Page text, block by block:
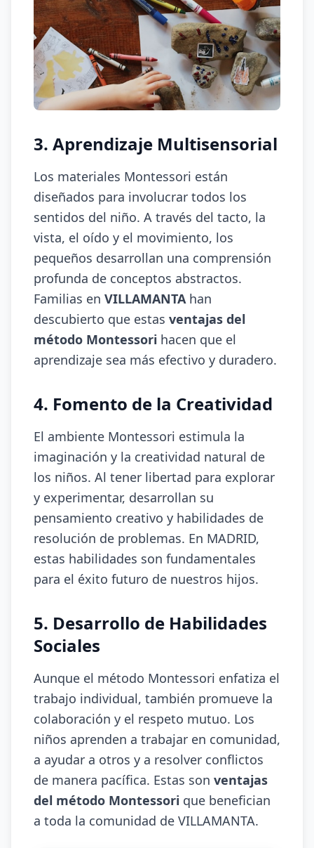
3. Aprendizaje Multisensorial
Los materiales Montessori están
diseñados para involucrar todos los
sentidos del niño. A través del tacto, la
vista, el oído y el movimiento, los
pequeños desarrollan una comprensión
profunda de conceptos abstractos.
Familias en VILLAMANTAhan
descubierto que estas ventajas del
método Montessori hacen que el
aprendizaje sea más efectivo y duradero.
4. Fomento de la Creatividad
El ambiente Montessori estimula la
imaginación y la creatividad natural de
los niños. Al tener libertad para explorar
y experimentar, desarrollan su
pensamiento creativo y habilidades de
resolución de problemas. En MADRID,
estas habilidades son fundamentales
para el éxito futuro de nuestros hijos.
5. Desarrollo de Habilidades
Sociales
Aunque el método Montessori enfatiza el
trabajo individual, también promueve la
colaboración y el respeto mutuo. Los
niños aprenden a trabajar en comunidad,
a ayudar a otros y a resolver conflictos
de manera pacífica. Estas son ventajas
del método Montessori que benefician
a toda la comunidad de VILLAMANTA.